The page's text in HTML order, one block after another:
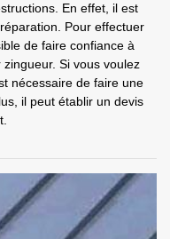
En effet, il est
Pour effectuer
de faire confiance à
Si vous voulez
nécessaire de faire une
il peut établir un devis